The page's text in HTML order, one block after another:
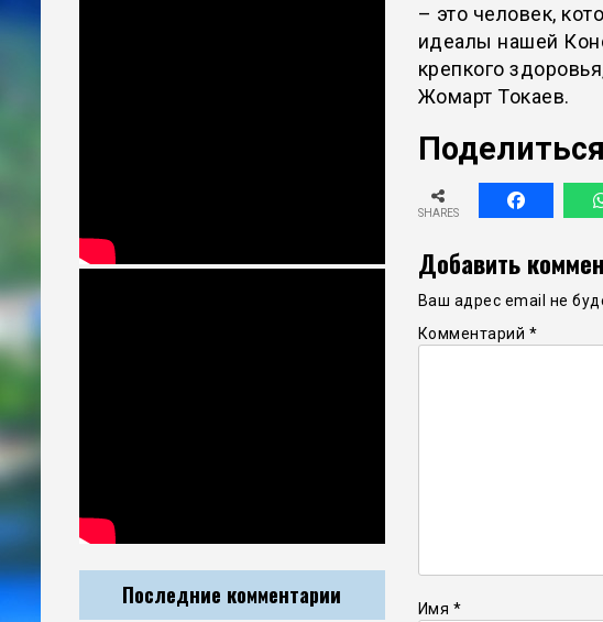
– это человек,
идеалы нашей
крепкого
Жомарт Токаев.
SHARES
Добавить
Ваш адрес email не
Комментарий *
Имя *
Последние комментарии